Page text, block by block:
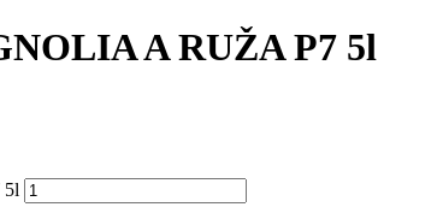
A RUŽA P7 5l
5l